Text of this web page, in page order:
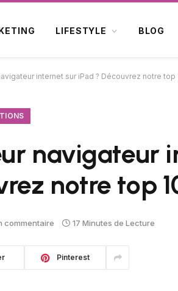
LIFESTYLE BLOG
internet sur iPad ? Découvrez notre top
navigateur
notre top
commentaire 17 Minutes de Lecture
Pinterest